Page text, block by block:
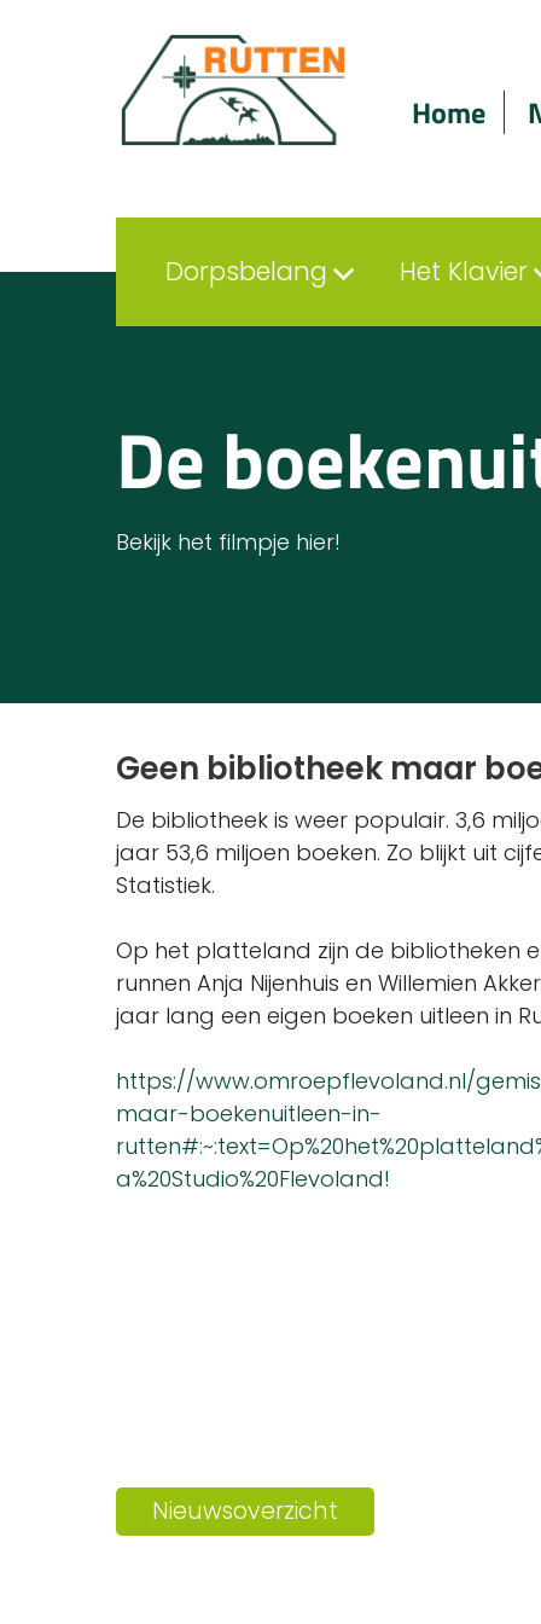
Home
Dorpsbelang Het Klavier
De
Bekijk het filmpje hier!
Geen bibliotheek maar
De bibliotheek is weer populair. 3,6
jaar 53,6 miljoen boeken. Zo blijkt uit
Statistiek.
Op het platteland zijn de bibliotheken
runnen Anja Nijenhuis en Willemien
jaar lang een eigen boeken uitleen in
https://www.omroepflevoland.nl/
maar-boekenuitleen-in-
a%20Studio%20Flevoland!
Nieuwsoverzicht